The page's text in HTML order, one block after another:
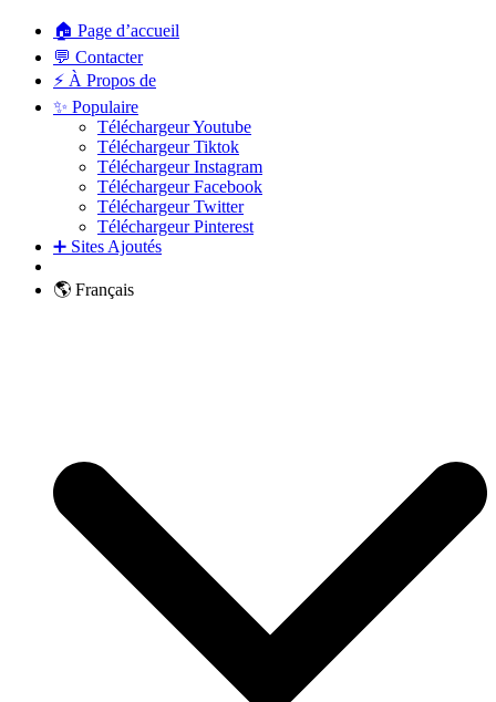
🏠 Page d’accueil
💬 Contacter
⚡ À Propos de
✨ Populaire
Téléchargeur Youtube
Téléchargeur Tiktok
Téléchargeur Instagram
Téléchargeur Facebook
Téléchargeur Twitter
Téléchargeur Pinterest
➕ Sites Ajoutés
🌎 Français